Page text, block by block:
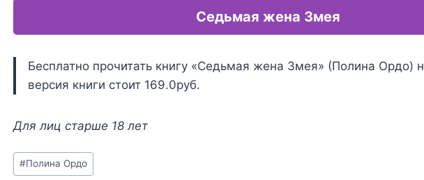
Седьмая жена Змея
Бесплатно прочитать книгу «Седьмая жена Змея» (Полина Ордо)
версия книги стоит 169.0руб.
Для лиц старше 18 лет
Метки
записи:
#Полина Ордо